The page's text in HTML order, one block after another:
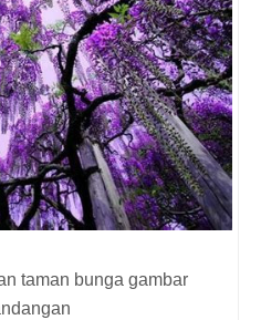
taman bunga gambar